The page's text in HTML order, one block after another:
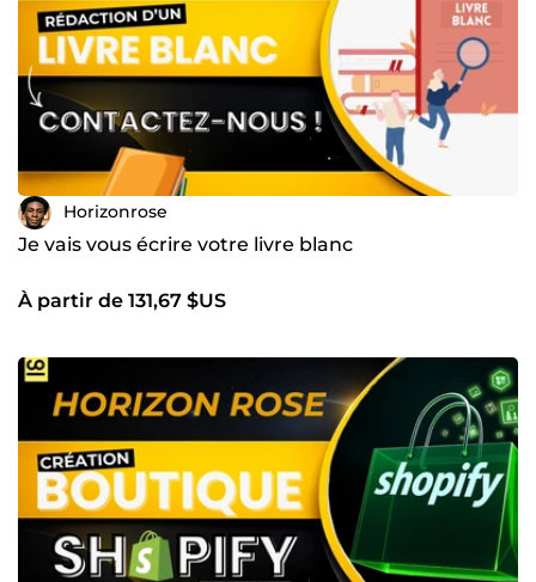
Horizonrose
Je vais vous écrire votre livre blanc
À partir de 131,67 $US